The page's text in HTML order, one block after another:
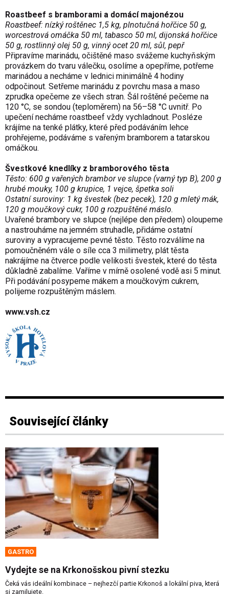
Roastbeef s bramborami a domácí majonézou
Roastbeef: nízký roštěnec 1,5 kg, plnotučná hořčice 50 g,
worcestrová omáčka 50 ml, tabasco 50 ml, dijonská hořčice
50 g, rostlinný olej 50 g, vinný ocet 20 ml, sůl, pepř
Připravíme marinádu, očištěné maso svážeme kuchyňským
provázkem do tvaru válečku, osolíme a opepříme, potřeme
marinádou a necháme v lednici minimálně 4 hodiny
odpočinout. Setřeme marinádu z povrchu masa a maso
zprudka opečeme ze všech stran. Šál roštěné pečeme na
120 °C, se sondou (teploměrem) na 56–58 °C uvnitř. Po
upečení necháme roastbeef vždy vychladnout. Posléze
krájíme na tenké plátky, které před podáváním lehce
prohřejeme, podáváme s vařeným bramborem a tatarskou
omáčkou.
Švestkové knedlíky z bramborového těsta
Těsto: 600 g vařených brambor ve slupce (varný typ B), 200 g
hrubé mouky, 100 g krupice, 1 vejce, špetka soli
Ostatní suroviny: 1 kg švestek (bez pecek), 120 g mletý mák,
120 g moučkový cukr, 100 g rozpuštěné máslo.
Uvařené brambory ve slupce (nejlépe den předem) oloupeme
a nastrouháme na jemném struhadle, přidáme ostatní
suroviny a vypracujeme pevné těsto. Těsto rozválíme na
pomoučněném vále o síle cca 3 milimetry, plát těsta
nakrájíme na čtverce podle velikosti švestek, které do těsta
důkladně zabalíme. Vaříme v mírně osolené vodě asi 5 minut.
Při podávání posypeme mákem a moučkovým cukrem,
polijeme rozpuštěným máslem.
www.vsh.cz
Související články
GASTRO
Vydejte se na Krkonošskou pivní stezku
Čeká vás ideální kombinace – nejhezčí partie Krkonoš a lokální piva, která
si zamilujete.